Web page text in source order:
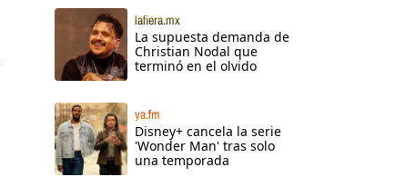
lafiera.mx
La supuesta demanda de
Christian Nodal que
terminó en el olvido
ya.fm
Disney+ cancela la serie
'Wonder Man' tras solo
una temporada